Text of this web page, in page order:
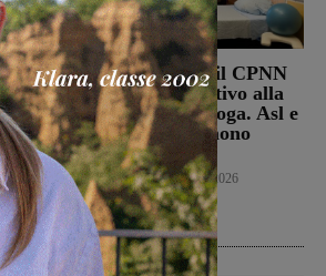
alla
di
se
Punto nascita: il CPNN
dà parere negativo alla
richiesta di deroga. Asl e
Regione esprimono
disappunto
Cronaca 6 Agosto 2026